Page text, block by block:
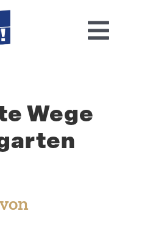
2026
Infos
Wege